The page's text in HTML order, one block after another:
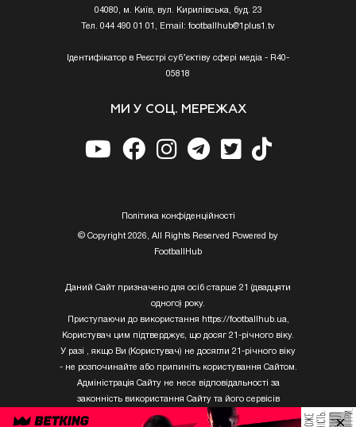
04080, м. Київ, вул. Кирилівська, буд. 23
Тел. 044 490 01 01, Email: footballhub@1plus1.tv
Ідентифікатор в Реєстрі суб’єктіву сфері медіа - R40-
05818
МИ У СОЦ. МЕРЕЖАХ
Полiтика конфiденцiйностi
© Copyright 2026, All Rights Reserved Powered by
FootballHub
Даний Сайт призначено для осіб старше 21 (двадцяти
одного) року.
Приступаючи до використання https://footballhub.ua,
Користувач цим підтверджує, що досяг 21-річного віку.
У разі , якщо Ви (Користувач) не досягли 21-річного віку
- не розпочинайте або припиніть користування Сайтом.
Адміністрація Сайту не несе відповідальності за
законність використання Сайту та його сервісів
Користувачем, який не досяг 21-річного віку.
×